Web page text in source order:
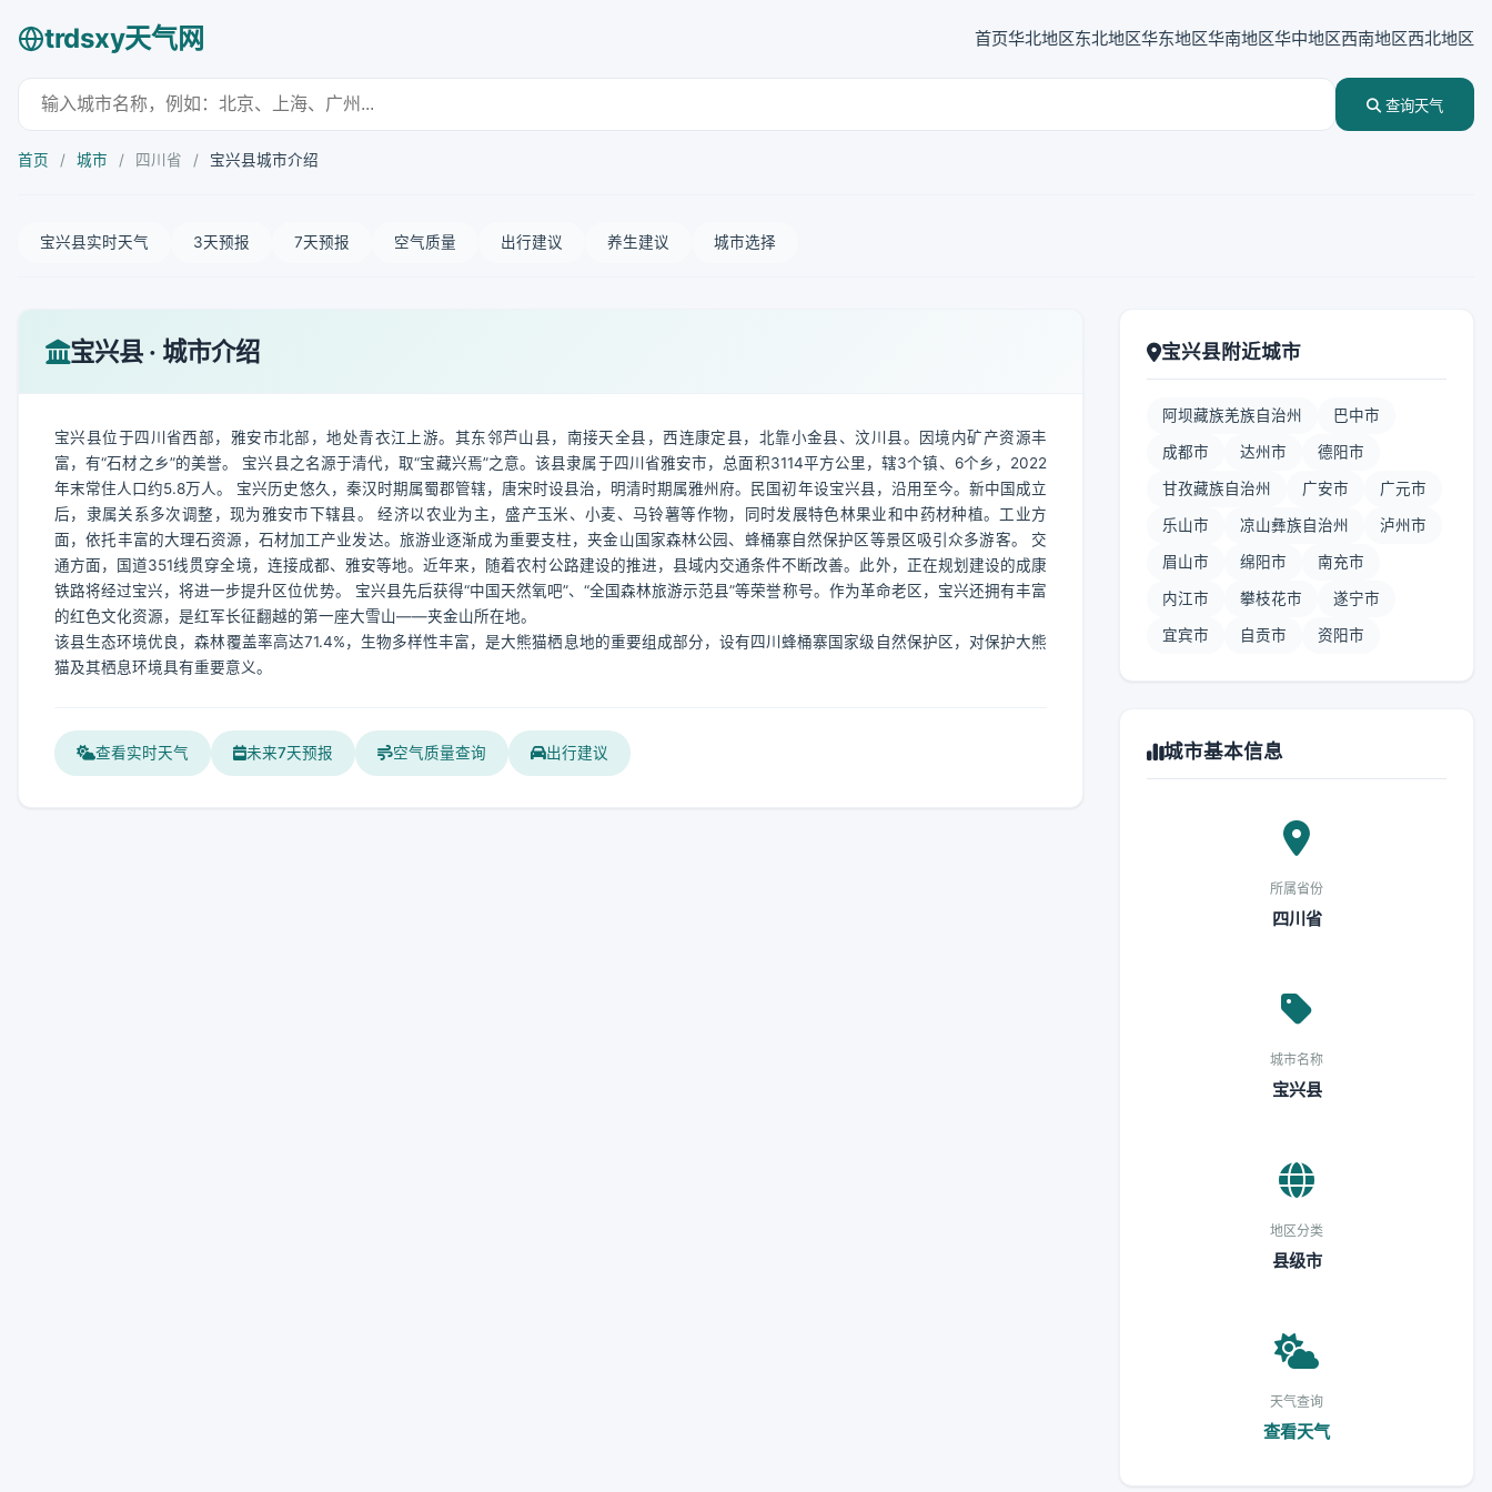
trdsxy天气网 首页华北地区东北地区华东地区华南地区华中地区西南地区西北地区
查询天气
首页 / 城市 / 四川省 / 宝兴县城市介绍
宝兴县实时天气 3天预报 7天预报 空气质量 出行建议 养生建议 城市选择
宝兴县 · 城市介绍
宝兴县位于四川省西部，雅安市北部，地处青衣江上游。其东邻芦山县，南接天全县，西连康定县，北靠小金县、汶川县。因境内矿产资源丰
富，有“石材之乡”的美誉。 宝兴县之名源于清代，取“宝藏兴焉”之意。该县隶属于四川省雅安市，总面积3114平方公里，辖3个镇、6个乡，2022
年末常住人口约5.8万人。 宝兴历史悠久，秦汉时期属蜀郡管辖，唐宋时设县治，明清时期属雅州府。民国初年设宝兴县，沿用至今。新中国成立
后，隶属关系多次调整，现为雅安市下辖县。 经济以农业为主，盛产玉米、小麦、马铃薯等作物，同时发展特色林果业和中药材种植。工业方
面，依托丰富的大理石资源，石材加工产业发达。旅游业逐渐成为重要支柱，夹金山国家森林公园、蜂桶寨自然保护区等景区吸引众多游客。 交
通方面，国道351线贯穿全境，连接成都、雅安等地。近年来，随着农村公路建设的推进，县域内交通条件不断改善。此外，正在规划建设的成康
铁路将经过宝兴，将进一步提升区位优势。 宝兴县先后获得“中国天然氧吧”、“全国森林旅游示范县”等荣誉称号。作为革命老区，宝兴还拥有丰富
的红色文化资源，是红军长征翻越的第一座大雪山——夹金山所在地。
该县生态环境优良，森林覆盖率高达71.4%，生物多样性丰富，是大熊猫栖息地的重要组成部分，设有四川蜂桶寨国家级自然保护区，对保护大熊
猫及其栖息环境具有重要意义。
查看实时天气 未来7天预报 空气质量查询 出行建议
宝兴县附近城市
阿坝藏族羌族自治州 巴中市
成都市 达州市 德阳市
甘孜藏族自治州 广安市 广元市
乐山市 凉山彝族自治州 泸州市
眉山市 绵阳市 南充市
内江市 攀枝花市 遂宁市
宜宾市 自贡市 资阳市
城市基本信息
所属省份
四川省
城市名称
宝兴县
地区分类
县级市
天气查询
查看天气